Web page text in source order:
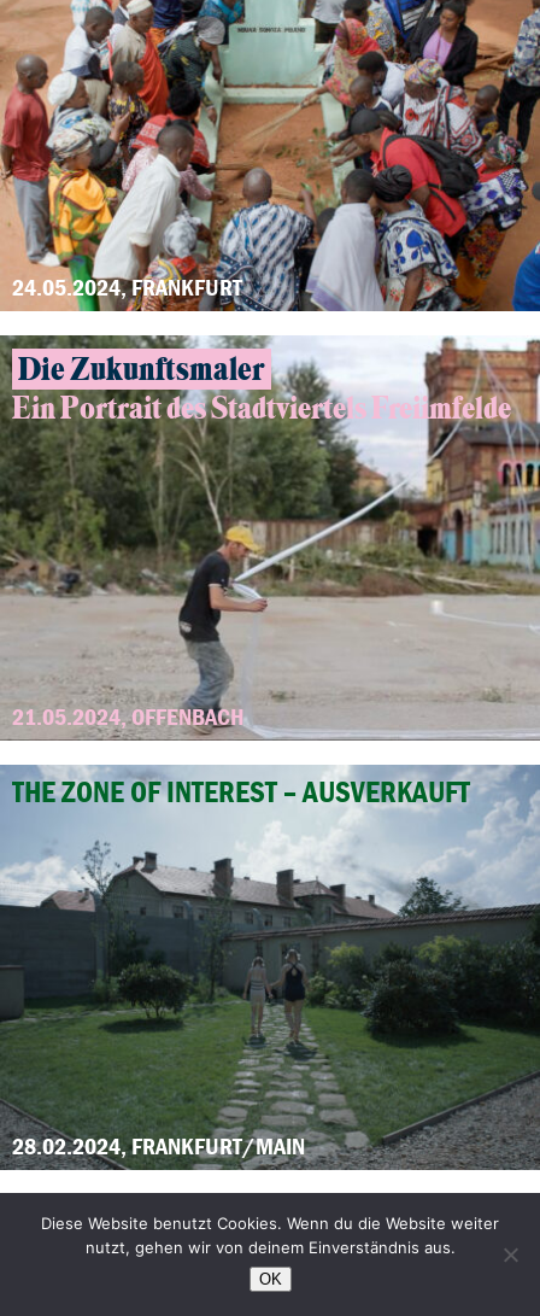
24.05.2024, FRANKFURT
Die Zukunftsmaler
Ein Portrait des Stadtviertels Freiimfelde
21.05.2024, OFFENBACH
THE ZONE OF INTEREST – AUSVERKAUFT
28.02.2024, FRANKFURT/MAIN
FEMINISM WTF
Film und Gespräch
Diese Website benutzt Cookies. Wenn du die Website weiter
nutzt, gehen wir von deinem Einverständnis aus.
OK